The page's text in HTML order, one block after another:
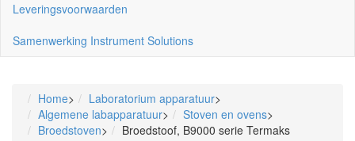
Leveringsvoorwaarden
Samenwerking Instrument Solutions
Home> Laboratorium apparatuur>
Algemene labapparatuur> Stoven en ovens>
Broedstoven> Broedstoof, B9000 serie Termaks